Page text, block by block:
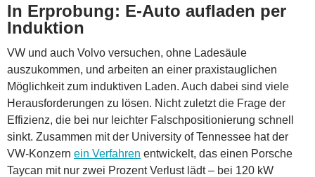
In Erprobung: E-Auto aufladen per
Induktion
VW und auch Volvo versuchen, ohne Ladesäule
auszukommen, und arbeiten an einer praxistauglichen
Möglichkeit zum induktiven Laden. Auch dabei sind viele
Herausforderungen zu lösen. Nicht zuletzt die Frage der
Effizienz, die bei nur leichter Falschpositionierung schnell
sinkt. Zusammen mit der University of Tennessee hat der
VW-Konzern ein Verfahren entwickelt, das einen Porsche
Taycan mit nur zwei Prozent Verlust lädt – bei 120 kW